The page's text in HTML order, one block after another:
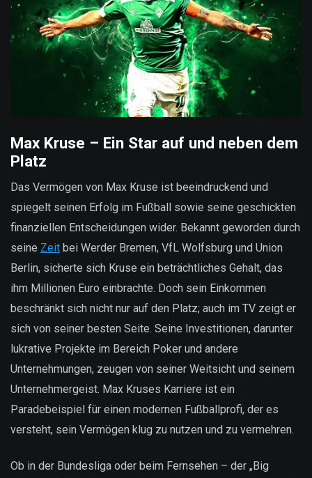
Max Kruse – Ein Star auf und neben dem
Platz
Das Vermögen von Max Kruse ist beeindruckend und
spiegelt seinen Erfolg im Fußball sowie seine geschickten
finanziellen Entscheidungen wider. Bekannt geworden durch
seine Zeit bei Werder Bremen, VfL Wolfsburg und Union
Berlin, sicherte sich Kruse ein beträchtliches Gehalt, das
ihm Millionen Euro einbrachte. Doch sein Einkommen
beschränkt sich nicht nur auf den Platz; auch im TV zeigt er
sich von seiner besten Seite. Seine Investitionen, darunter
lukrative Projekte im Bereich Poker und andere
Unternehmungen, zeugen von seiner Weitsicht und seinem
Unternehmergeist. Max Kruses Karriere ist ein
Paradebeispiel für einen modernen Fußballprofi, der es
versteht, sein Vermögen klug zu nutzen und zu vermehren.
Ob in der Bundesliga oder beim Fernsehen – der „Big